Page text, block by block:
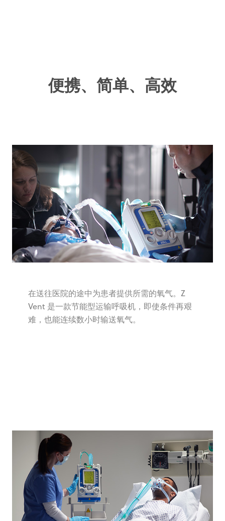
便携、简单、高效
在送往医院的途中为患者提供所需的氧气。Z
Vent 是一款节能型运输呼吸机，即使条件再艰
难，也能连续数小时输送氧气。